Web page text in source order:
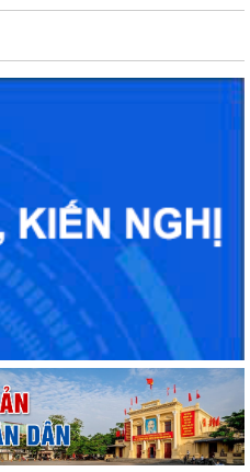
LÊ THANH NGHỊ XEM XÉT, CHO Ý
TÂM VỀ...
với chỉnh trang đô thị và cải tạo,
đất lần đầu trên địa bàn thành
bổ sung danh mục các dự án,